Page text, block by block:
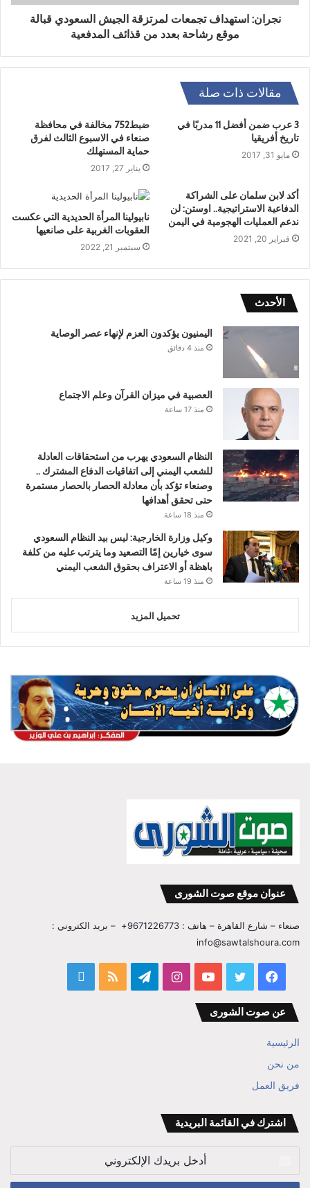
نجران: استهداف تجمعات لمرتزقة الجيش السعودي قبالة
موقع رشاحة بعدد من قذائف المدفعية
مقالات ذات صلة
3 عرب ضمن أفضل 11 مدربًا في
تاريخ أفريقيا
مايو 31, 2017
ضبط752 مخالفة في محافظة
صنعاء في الاسبوع الثالث لفرق
حماية المستهلك
يناير 27, 2017
أكد لابن سلمان على الشراكة
الدفاعية الاستراتيجية.. اوستن: لن
ندعم العمليات الهجومية في اليمن
فبراير 20, 2021
نابيولينا المرأة الحديدية التي عكست
العقوبات الغربية على صانعيها
سبتمبر 21, 2022
الأحدث
اليمنيون يؤكدون العزم لإنهاء عصر الوصاية
منذ 4 دقائق
العصبية في ميزان القرآن وعلم الاجتماع
منذ 17 ساعة
النظام السعودي يهرب من استحقاقات العادلة
للشعب اليمني إلى اتفاقيات الدفاع المشترك ..
وصنعاء تؤكد بأن معادلة الحصار بالحصار مستمرة
حتى تحقق أهدافها
منذ 18 ساعة
وكيل وزارة الخارجية: ليس بيد النظام السعودي
سوى خيارين إمّا التصعيد وما يترتب عليه من كلفة
باهظة أو الاعتراف بحقوق الشعب اليمني
منذ 19 ساعة
تحميل المزيد
عنوان موقع صوت الشورى
صنعاء – شارع القاهرة – هاتف : 9671226773+ – بريد الكتروني :
info@sawtalshoura.com
فيسبوك تويتر يوتيوب انستقرامتيلقرام ملخص
عن صوت الشورى
الرئيسية
من نحن
فريق العمل
اشترك في القائمة البريدية
الإلكتروني